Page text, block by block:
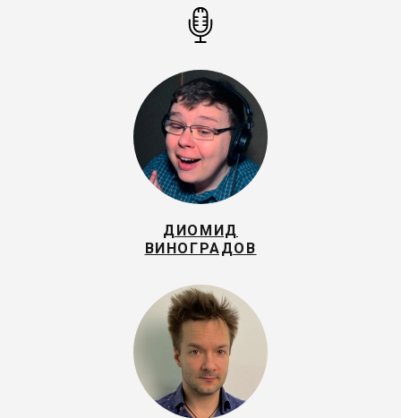
ДИОМИД
ВИНОГРАДОВ